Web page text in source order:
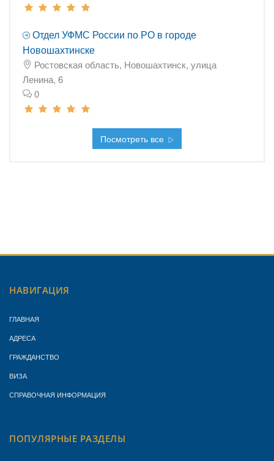
Отдел УФМС России по РО в городе
Новошахтинске
Ростовская область, Новошахтинск, улица
Ленина, 6
0
Посмотреть все
НАВИГАЦИЯ
ГЛАВНАЯ
АДРЕСА
ГРАЖДАНСТВО
ВИЗА
СПРАВОЧНАЯ ИНФОРМАЦИЯ
ПОПУЛЯРНЫЕ РАЗДЕЛЫ